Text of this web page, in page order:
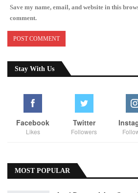
Save my name, email, and website in this
comment.
Stay With Us
Facebook
Likes
Twitter
Followers
MOST POPULAR